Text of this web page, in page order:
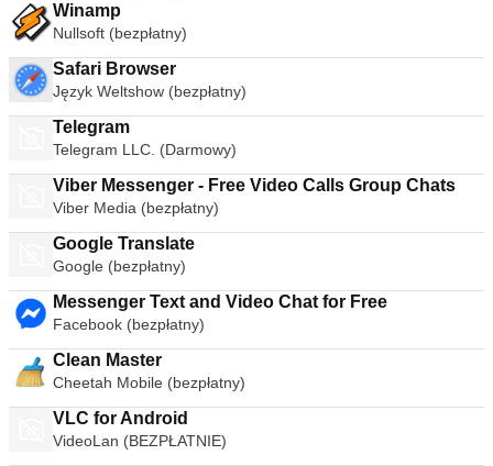
Winamp
Nullsoft (bezpłatny)
Safari Browser
Język Weltshow (bezpłatny)
Telegram
Telegram LLC. (Darmowy)
Viber Messenger - Free Video Calls Group Chats
Viber Media (bezpłatny)
Google Translate
Google (bezpłatny)
Messenger Text and Video Chat for Free
Facebook (bezpłatny)
Clean Master
Cheetah Mobile (bezpłatny)
VLC for Android
VideoLan (BEZPŁATNIE)